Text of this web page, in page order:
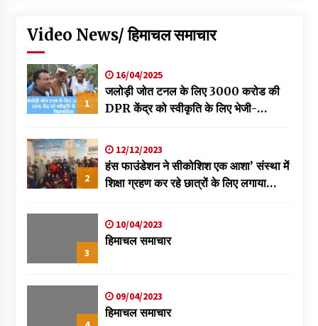
Video News/ हिमाचल समाचार
1
16/04/2025
जलोड़ी जोत टनल के लिए 3000 करोड की
DPR केंद्र को स्वीकृति के लिए भेजी-
2
12/12/2023
हंस फाउंडेशन ने सीकोशिश एक आशा’ संस्था में
शिक्षा ग्रहण कर रहे छात्रों के लिए लगाया
3
10/04/2023
हिमाचल समाचार
09/04/2023
हिमाचल समाचार